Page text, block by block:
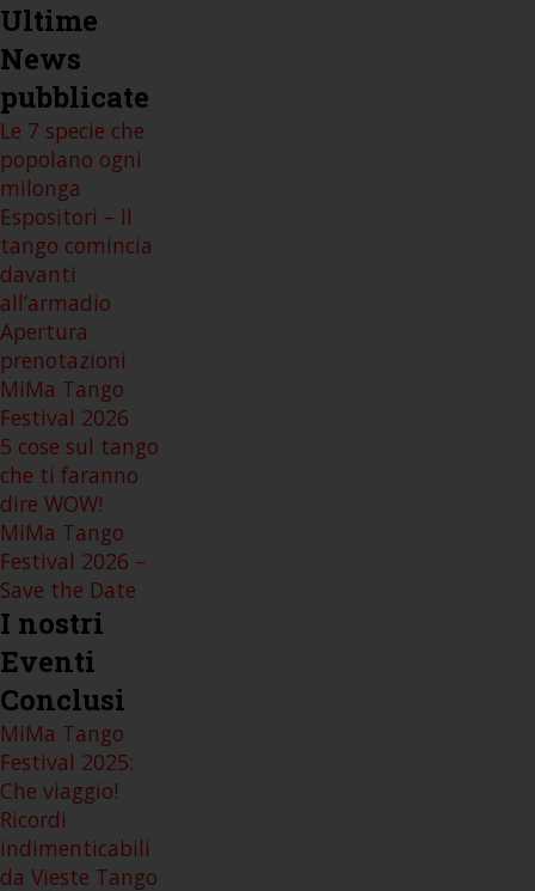
Ultime
News
pubblicate
Le 7 specie che
popolano ogni
milonga
Espositori – Il
tango comincia
davanti
all’armadio
Apertura
prenotazioni
MiMa Tango
Festival 2026
5 cose sul tango
che ti faranno
dire WOW!
MiMa Tango
Festival 2026 –
Save the Date
I nostri
Eventi
Conclusi
MiMa Tango
Festival 2025:
Che viaggio!
Ricordi
indimenticabili
da Vieste Tango